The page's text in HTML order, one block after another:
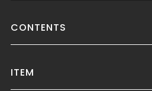
CONTENTS
ITEM